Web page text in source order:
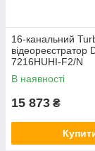
16-канальний
відеореєстратор
7216HUHI-F2/N
В наявності
15 873 ₴